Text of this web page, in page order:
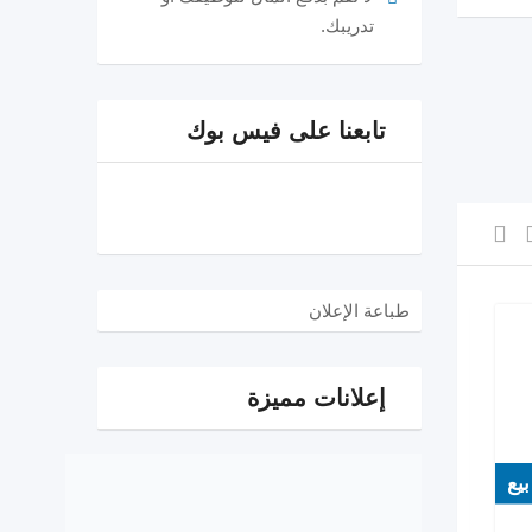
بيع
تدريبك.
تابعنا على فيس بوك
طباعة الإعلان
إعلانات مميزة